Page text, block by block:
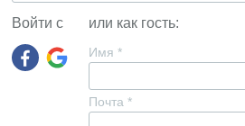
Войти с или как гость:
Имя *
Почта *